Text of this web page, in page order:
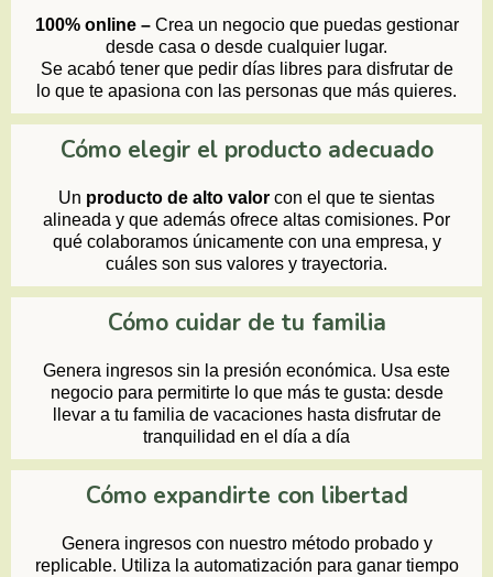
100% online – Crea un negocio que puedas gestionar
desde casa o desde cualquier lugar.
Se acabó tener que pedir días libres para disfrutar de
lo que te apasiona con las personas que más quieres.
Cómo elegir el producto adecuado
Un producto de alto valor con el que te sientas
alineada y que además ofrece altas comisiones. Por
qué colaboramos únicamente con una empresa, y
cuáles son sus valores y trayectoria.
Cómo cuidar de tu familia
Genera ingresos sin la presión económica. Usa este
negocio para permitirte lo que más te gusta: desde
llevar a tu familia de vacaciones hasta disfrutar de
tranquilidad en el día a día
Cómo expandirte con libertad
Genera ingresos con nuestro método probado y
replicable. Utiliza la automatización para ganar tiempo